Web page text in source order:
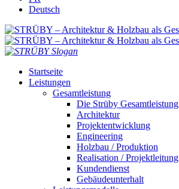
Deutsch
Startseite
Leistungen
Gesamtleistung
Die Strüby Gesamtleistung
Architektur
Projektentwicklung
Engineering
Holzbau / Produktion
Realisation / Projektleitung
Kundendienst
Gebäudeunterhalt